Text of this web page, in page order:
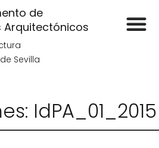
de
Arquitectónicos
Sevilla
IdPA_01_2015